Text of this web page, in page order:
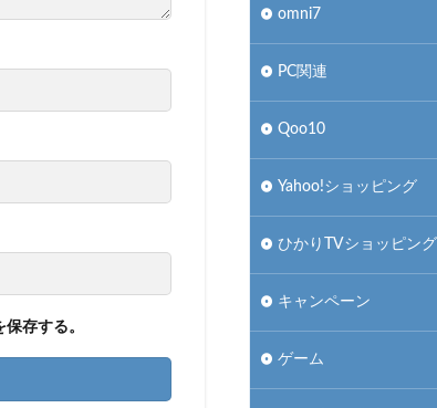
存する。
omni7
PC関連
Qoo10
Yahoo!ショッピング
ひかりTVショッピング
キャンペーン
ゲーム